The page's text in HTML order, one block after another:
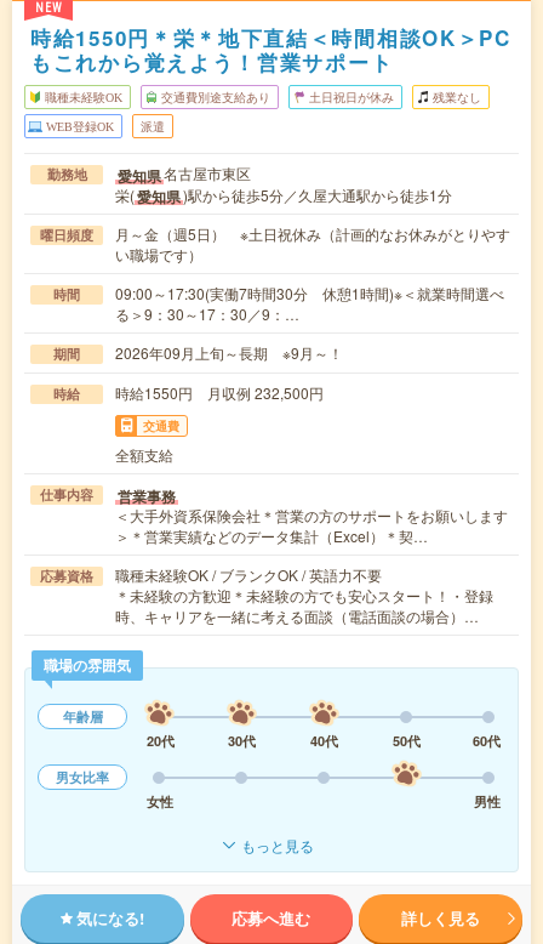
NEW
時給1550円＊栄＊地下直結＜時間相談OK＞PC
もこれから覚えよう！営業サポート
職種未経験OK 交通費別途支給あり 土日祝日が休み 残業なし
WEB登録OK 派遣
勤務地 愛知県名古屋市東区
栄(愛知県)駅から徒歩5分／久屋大通駅から徒歩1分
曜日頻度
月～金（週5日） ※土日祝休み（計画的なお休みがとりやす
い職場です）
時間
09:00～17:30(実働7時間30分 休憩1時間)※＜就業時間選べ
る＞9：30～17：30／9：…
期間 2026年09月上旬～長期 ※9月～！
時給 時給1550円 月収例 232,500円
交通費
全額支給
仕事内容 営業事務
＜大手外資系保険会社＊営業の方のサポートをお願いします
＞＊営業実績などのデータ集計（Excel）＊契…
応募資格
職種未経験OK / ブランクOK / 英語力不要
＊未経験の方歓迎＊未経験の方でも安心スタート！・登録
時、キャリアを一緒に考える面談（電話面談の場合）…
職場の雰囲気
年齢層
20代
30代 40代 50代
60代
男女比率
女性
男性
もっと見る
気になる! 応募へ進む 詳しく見る